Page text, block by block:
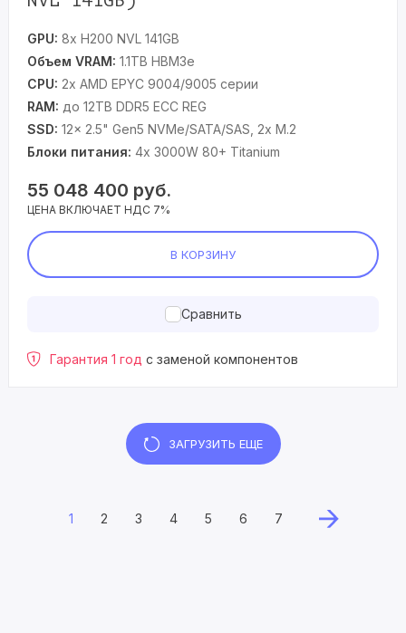
GPU: 8x H200 NVL 141GB
Объем VRAM: 1.1TB HBM3e
CPU: 2x AMD EPYC 9004/9005 серии
RAM: до 12TB DDR5 ECC REG
SSD: 12x 2.5" Gen5 NVMe/SATA/SAS, 2x M.2
Блоки питания: 4x 3000W 80+ Titanium
55 048 400 руб.
ЦЕНА ВКЛЮЧАЕТ НДС 7%
В КОРЗИНУ
Сравнить
Гарантия 1 год с заменой компонентов
ЗАГРУЗИТЬ ЕЩЕ
1 2 3 4 5 6 7